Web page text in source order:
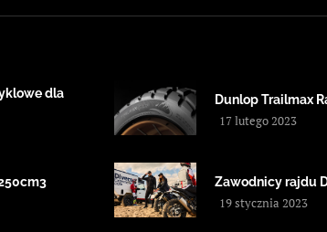
dla
Dunlop Trailmax
17 lutego 2023
Zawodnicy rajdu
19 stycznia 2023